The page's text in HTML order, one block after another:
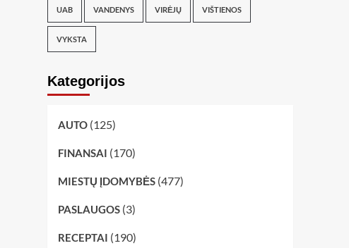
UAB VANDENYS VIRĖJŲ VIŠTIENOS
VYKSTA
Kategorijos
AUTO(125)
FINANSAI (170)
MIESTŲ ĮDOMYBĖS(477)
PASLAUGOS(3)
RECEPTAI (190)